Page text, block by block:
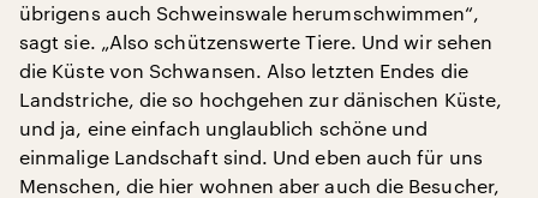
übrigens auch Schweinswale herumschwimmen“,
sagt sie. „Also schützenswerte Tiere. Und wir sehen
die Küste von Schwansen. Also letzten Endes die
Landstriche, die so hochgehen zur dänischen Küste,
und ja, eine einfach unglaublich schöne und
einmalige Landschaft sind. Und eben auch für uns
Menschen, die hier wohnen aber auch die Besucher,